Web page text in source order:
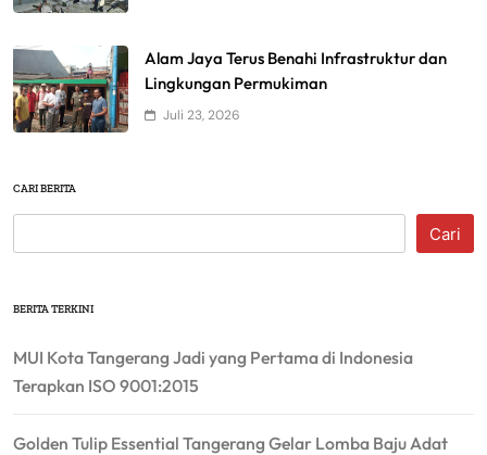
Alam Jaya Terus Benahi Infrastruktur dan
Lingkungan Permukiman
Juli 23, 2026
CARI BERITA
Cari
BERITA TERKINI
MUI Kota Tangerang Jadi yang Pertama di Indonesia
Terapkan ISO 9001:2015
Golden Tulip Essential Tangerang Gelar Lomba Baju Adat